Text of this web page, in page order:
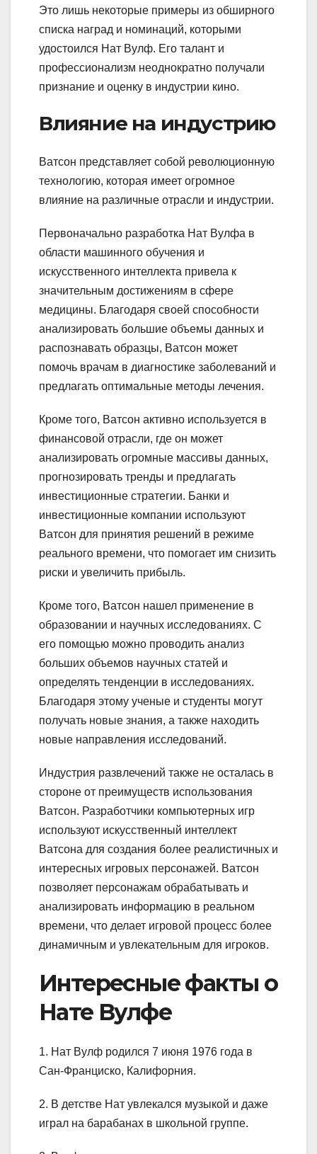
Это лишь некоторые примеры из обширного
списка наград и номинаций, которыми
удостоился Нат Вулф. Его талант и
профессионализм неоднократно получали
признание и оценку в индустрии кино.
Влияние на индустрию
Ватсон представляет собой революционную
технологию, которая имеет огромное
влияние на различные отрасли и индустрии.
Первоначально разработка Нат Вулфа в
области машинного обучения и
искусственного интеллекта привела к
значительным достижениям в сфере
медицины. Благодаря своей способности
анализировать большие объемы данных и
распознавать образцы, Ватсон может
помочь врачам в диагностике заболеваний и
предлагать оптимальные методы лечения.
Кроме того, Ватсон активно используется в
финансовой отрасли, где он может
анализировать огромные массивы данных,
прогнозировать тренды и предлагать
инвестиционные стратегии. Банки и
инвестиционные компании используют
Ватсон для принятия решений в режиме
реального времени, что помогает им снизить
риски и увеличить прибыль.
Кроме того, Ватсон нашел применение в
образовании и научных исследованиях. С
его помощью можно проводить анализ
больших объемов научных статей и
определять тенденции в исследованиях.
Благодаря этому ученые и студенты могут
получать новые знания, а также находить
новые направления исследований.
Индустрия развлечений также не осталась в
стороне от преимуществ использования
Ватсон. Разработчики компьютерных игр
используют искусственный интеллект
Ватсона для создания более реалистичных и
интересных игровых персонажей. Ватсон
позволяет персонажам обрабатывать и
анализировать информацию в реальном
времени, что делает игровой процесс более
динамичным и увлекательным для игроков.
Интересные факты о
Нате Вулфе
1. Нат Вулф родился 7 июня 1976 года в
Сан-Франциско, Калифорния.
2. В детстве Нат увлекался музыкой и даже
играл на барабанах в школьной группе.